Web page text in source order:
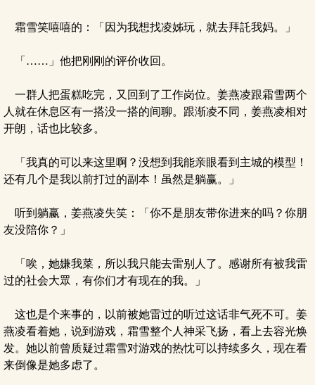
霜雪笑嘻嘻的：「因为我想找凌姊玩，就去拜託我妈。」
「……」他把刚刚的评价收回。
一群人把蛋糕吃完，又回到了工作岗位。姜燕凌跟霜雪两个
人就在休息区有一搭没一搭的间聊。跟渐凌不同，姜燕凌相对
开朗，话也比较多。
「我真的可以来这里啊？没想到我能亲眼看到主城的模型！
还有几个是我以前打过的副本！虽然是躺赢。」
听到躺赢，姜燕凌失笑：「你不是朋友带你进来的吗？你朋
友没陪你？」
「唉，她嫌我菜，所以我只能去雷别人了。感谢所有被我雷
过的社会大眾，有你们才有现在的我。」
这也是个来事的，以前被她雷过的听过这话非气死不可。姜
燕凌看着她，说到游戏，霜雪整个人神采飞扬，看上去容光焕
发。她以前曾质疑过霜雪对游戏的热忱可以持续多久，现在看
来倒像是她多虑了。